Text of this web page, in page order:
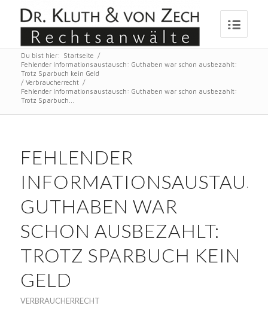
Du bist hier: Startseite
/
Fehlender Informationsaustausch: Guthaben war schon ausbezahlt:
Trotz Sparbuch kein Geld
/ Verbraucherrecht /
Fehlender Informationsaustausch: Guthaben war schon ausbezahlt:
Trotz Sparbuch...
FEHLENDER
GUTHABEN WAR
SCHON AUSBEZAHLT:
TROTZ SPARBUCH KEIN
GELD
VERBRAUCHERRECHT